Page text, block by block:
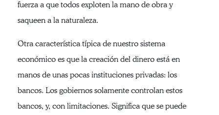
fuerza a que todos exploten la mano de obra y
saqueen a la naturaleza.
Otra característica típica de nuestro sistema
económico es que la creación del dinero está en
manos de unas pocas instituciones privadas: los
bancos. Los gobiernos solamente controlan estos
bancos, y, con limitaciones. Significa que se puede